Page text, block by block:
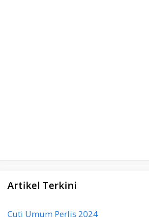
Artikel Terkini
Cuti Umum Perlis 2024